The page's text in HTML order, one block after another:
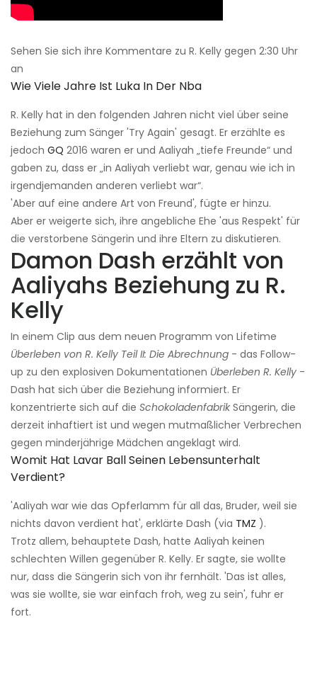
Sehen Sie sich ihre Kommentare zu R. Kelly gegen 2:30 Uhr
an
Wie Viele Jahre Ist Luka In Der Nba
R. Kelly hat in den folgenden Jahren nicht viel über seine
Beziehung zum Sänger 'Try Again' gesagt. Er erzählte es
jedoch GQ 2016 waren er und Aaliyah „tiefe Freunde“ und
gaben zu, dass er „in Aaliyah verliebt war, genau wie ich in
irgendjemanden anderen verliebt war“.
'Aber auf eine andere Art von Freund', fügte er hinzu.
Aber er weigerte sich, ihre angebliche Ehe 'aus Respekt' für
die verstorbene Sängerin und ihre Eltern zu diskutieren.
Damon Dash erzählt von
Aaliyahs Beziehung zu R.
Kelly
In einem Clip aus dem neuen Programm von Lifetime
Überleben von R. Kelly Teil II: Die Abrechnung - das Follow-
up zu den explosiven Dokumentationen Überleben R. Kelly -
Dash hat sich über die Beziehung informiert. Er
konzentrierte sich auf die SchokoladenfabrikSängerin, die
derzeit inhaftiert ist und wegen mutmaßlicher Verbrechen
gegen minderjährige Mädchen angeklagt wird.
Womit Hat Lavar Ball Seinen Lebensunterhalt
Verdient?
'Aaliyah war wie das Opferlamm für all das, Bruder, weil sie
nichts davon verdient hat', erklärte Dash (via TMZ ).
Trotz allem, behauptete Dash, hatte Aaliyah keinen
schlechten Willen gegenüber R. Kelly. Er sagte, sie wollte
nur, dass die Sängerin sich von ihr fernhält. 'Das ist alles,
was sie wollte, sie war einfach froh, weg zu sein', fuhr er
fort.